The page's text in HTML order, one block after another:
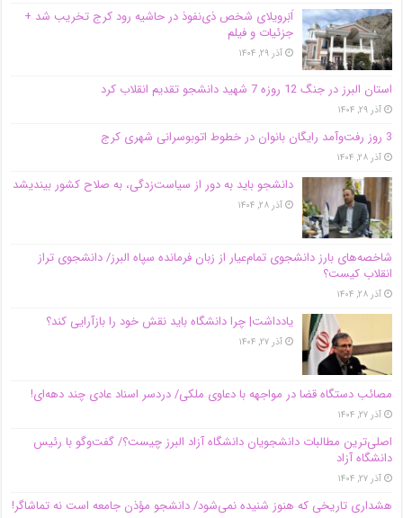
اَبَر‌ویلای شخص ذی‌نفوذ در حاشیه‌ رود کرج تخریب شد +
جزئیات و فیلم
آذر ۲۹, ۱۴۰۴
استان البرز در جنگ 12 روزه 7 شهید دانشجو تقدیم انقلاب کرد
آذر ۲۹, ۱۴۰۴
3 روز رفت‌وآمد رایگان بانوان در خطوط اتوبوسرانی شهری کرج
آذر ۲۸, ۱۴۰۴
دانشجو باید به دور از سیاست‌زدگی، به صلاح کشور بیندیشد
آذر ۲۸, ۱۴۰۴
شاخصه‌های بارز دانشجوی تمام‌عیار از زبان فرمانده سپاه البرز/ دانشجوی تراز
انقلاب کیست؟
آذر ۲۸, ۱۴۰۴
یادداشت| چرا دانشگاه باید نقش خود را بازآرایی کند؟
آذر ۲۷, ۱۴۰۴
مصائب دستگاه قضا در مواجهه با دعاوی ملکی/ دردسر اسناد عادی چند‌ دهه‌ای!
آذر ۲۷, ۱۴۰۴
اصلی‌ترین مطالبات دانشجویان دانشگاه آزاد البرز چیست؟/ گفت‌وگو با رئیس
دانشگاه آز‌اد
آذر ۲۷, ۱۴۰۴
هشداری تاریخی که هنوز شنیده نمی‌شود/ دانشجو مؤذن جامعه است نه تماشاگر!